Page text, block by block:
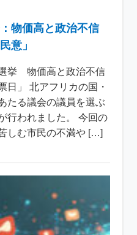
物価高と政治不信
意」
挙 物価高と政治不信
日」 北アフリカの国・
たる議会の議員を選ぶ
行われました。 今回の
しむ市民の不満や […]